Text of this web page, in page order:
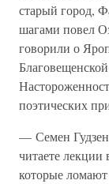
старый город,
шагами повел
говорили о
поэтических
— Семен
читаете
которые